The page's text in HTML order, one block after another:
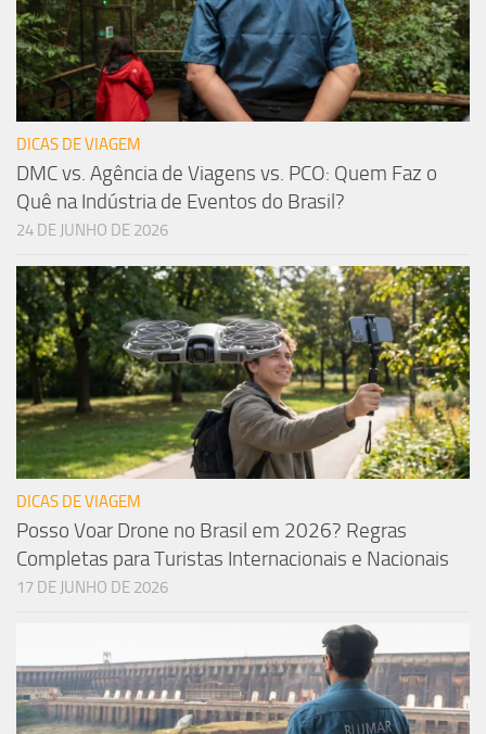
DICAS DE VIAGEM
DMC vs. Agência de Viagens vs. PCO: Quem Faz o
Quê na Indústria de Eventos do Brasil?
24 DE JUNHO DE 2026
DICAS DE VIAGEM
Posso Voar Drone no Brasil em 2026? Regras
Completas para Turistas Internacionais e Nacionais
17 DE JUNHO DE 2026